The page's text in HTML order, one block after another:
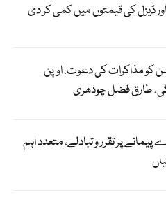
ڈیزل کی قیمتوں میں کمی کر دی
کو مذاکرات کی دعوت، اوپن
طارق فضل چودھری
پر تقرر و تبادلے، متعدد اہم